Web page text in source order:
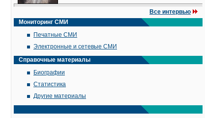
Все интервью
Мониторинг СМИ
Печатные СМИ
Электронные и сетевые СМИ
Справочные материалы
Биографии
Статистика
Другие материалы